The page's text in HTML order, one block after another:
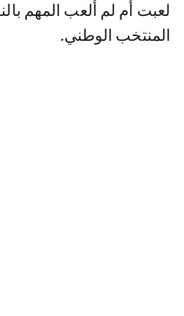
لعبت أم لم ألعب المهم
المنتخب الوطني.